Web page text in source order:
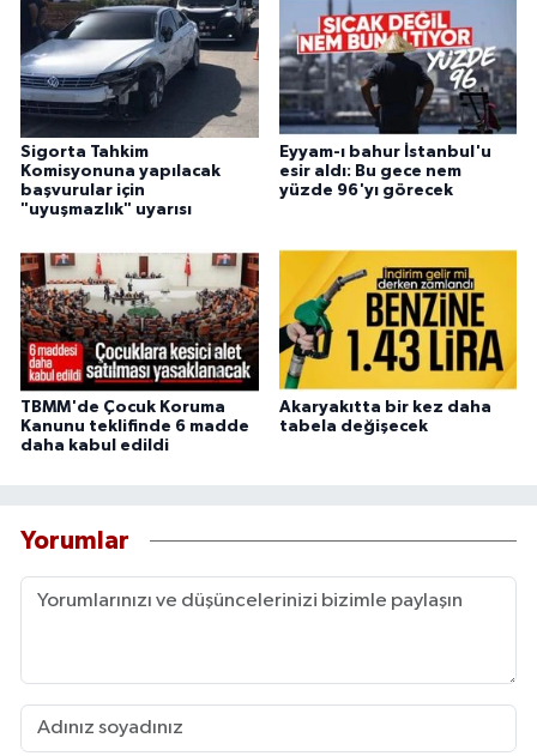
Sigorta Tahkim
Komisyonuna yapılacak
başvurular için
"uyuşmazlık" uyarısı
Eyyam-ı bahur İstanbul'u
esir aldı: Bu gece nem
yüzde 96'yı görecek
TBMM'de Çocuk Koruma
Kanunu teklifinde 6 madde
daha kabul edildi
Akaryakıtta bir kez daha
tabela değişecek
Yorumlar